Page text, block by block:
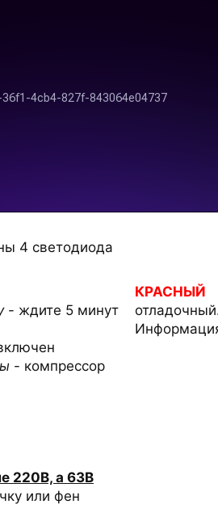
4 светодиода
- ждите 5 минут
- компрессор
КРАСНЫЙ
220В, а 63В
или фен